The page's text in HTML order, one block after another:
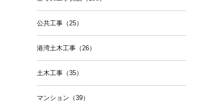
公共工事（25）
港湾土木工事（26）
土木工事（35）
マンション（39）